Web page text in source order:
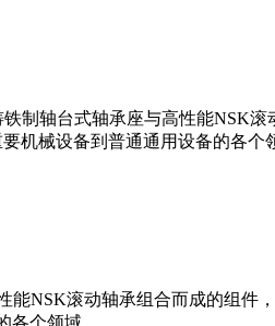
制轴台式轴承座与高性能NSK
机械设备到普通通用设备的各个
NSK滚动轴承组合而成的组